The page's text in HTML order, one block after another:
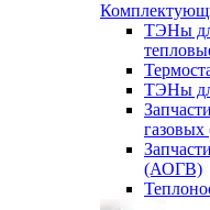
ТЭНы
ТЭНы
(АОГВ)